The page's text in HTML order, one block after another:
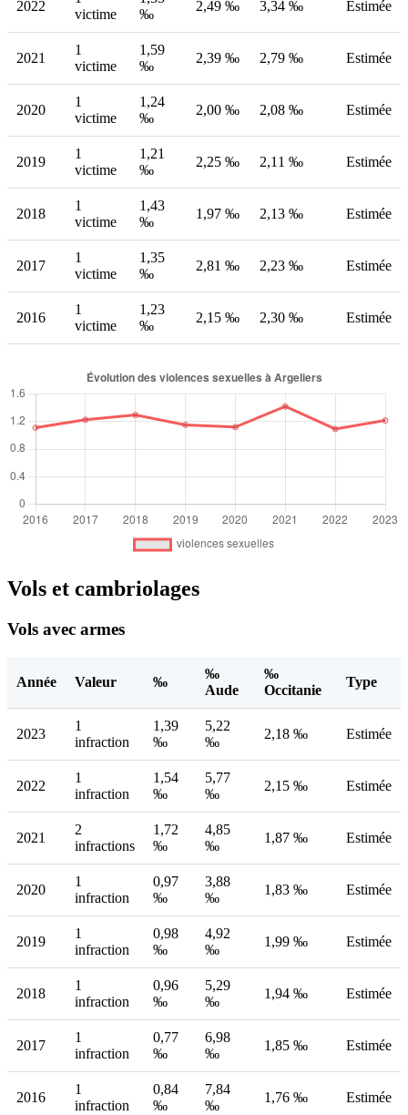
2022
victime
‰
2,49 ‰ 3,34 ‰ Estimée
2021
1
victime
1,59
‰
2,39 ‰ 2,79 ‰ Estimée
2020
1
victime
1,24
‰
2,00 ‰ 2,08 ‰ Estimée
2019
1
victime
1,21
‰
2,25 ‰ 2,11 ‰ Estimée
2018
1
victime
1,43
‰
1,97 ‰ 2,13 ‰ Estimée
2017
1
victime
1,35
‰
2,81 ‰ 2,23 ‰ Estimée
2016
1
victime
1,23
‰
2,15 ‰ 2,30 ‰ Estimée
Vols et cambriolages
Vols avec armes
Année Valeur ‰
‰
Aude
‰
Occitanie
Type
2023
1
infraction
1,39
‰
5,22
‰
2,18 ‰ Estimée
2022
1
infraction
1,54
‰
5,77
‰
2,15 ‰ Estimée
2021
2
infractions
1,72
‰
4,85
‰
1,87 ‰ Estimée
2020
1
infraction
0,97
‰
3,88
‰
1,83 ‰ Estimée
2019
1
infraction
0,98
‰
4,92
‰
1,99 ‰ Estimée
2018
1
infraction
0,96
‰
5,29
‰
1,94 ‰ Estimée
2017
1
infraction
0,77
‰
6,98
‰
1,85 ‰ Estimée
2016
1
infraction
0,84
‰
7,84
‰
1,76 ‰ Estimée